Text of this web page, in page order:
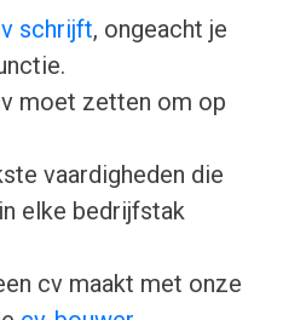
schrijft, ongeacht je
moet zetten om op
vaardigheden die
elke bedrijfstak
cv maakt met onze